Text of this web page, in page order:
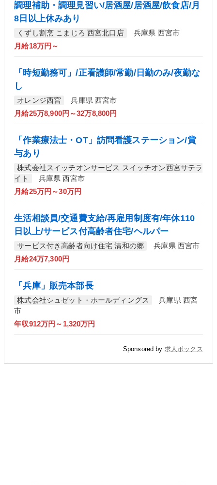
調理補助・調理見習い/居酒屋/居酒屋/飲食店/月
8日以上休みあり
くずし割烹 こまじろ 西宮北口店
兵庫県 西宮市
月給18万円～
「時短勤務可」/正看護師/常勤/日勤のみ/夜勤な
し
オレンジ西宮
兵庫県 西宮市
月給25万8,900円～32万8,800円
「作業療法士・OT」訪問看護ステーション/賞
与あり
株式会社スイッチオンサービス スイッチオン西宮サテラ
イト
兵庫県 西宮市
月給25万円～30万円
生活相談員/交通費支給/再雇用制度有/年休110
日以上/サービス付高齢者住宅/ヘルパー
サービス付き高齢者向け住宅 清和の郷
兵庫県 西宮市
月給24万7,300円
「兵庫」販売本部長
株式会社シュゼット・ホールディングス
兵庫県 西宮
市
年収912万円～1,320万円
Sponsored by 求人ボックス